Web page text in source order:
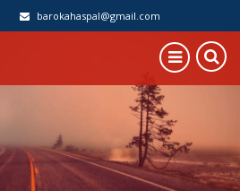
barokahaspal@gmail.com